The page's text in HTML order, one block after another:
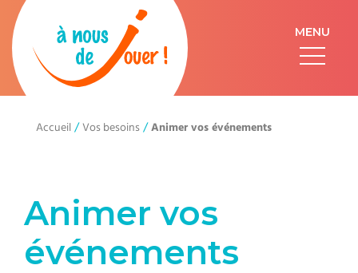
MENU
Accueil/Vos besoins/Animer vos événements
Animer vos
événements